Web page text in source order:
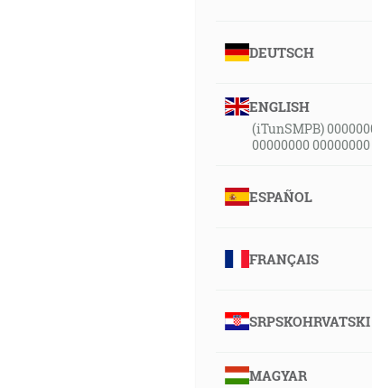
DEUTSCH
ENGLISH
(iTunSMPB)
00000000
ESPAÑOL
FRANÇAIS
SRPSKOHRVATSKI
MAGYAR